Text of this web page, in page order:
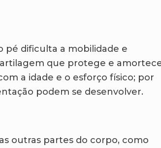
pé dificulta a mobilidade e
que protege e
a idade e o esforço físico; por
podem se desenvolver.
outras partes do corpo, como